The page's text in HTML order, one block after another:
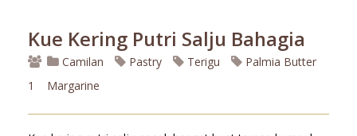
Kue Kering Putri Salju Bahagia
1
Camilan Pastry Terigu
Palmia Butter
Margarine